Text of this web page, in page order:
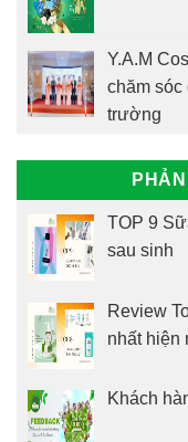
Y.A.M
chăm sóc
trường
TOP 9
sau sinh
Review
nhất hiện
Khách